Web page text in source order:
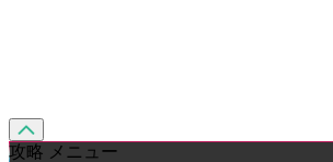
攻略 メニュー